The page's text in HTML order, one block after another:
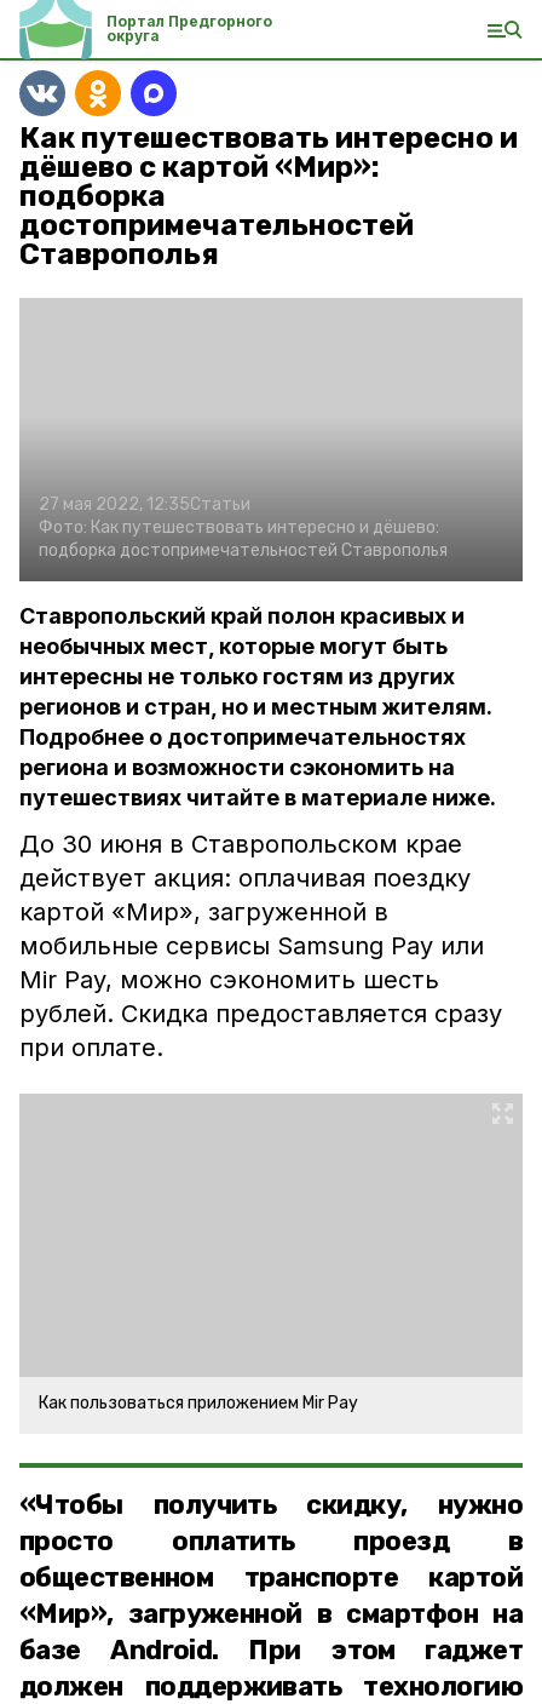
Портал Предгорного
округа
Как путешествовать интересно и
дёшево с картой «Мир»:
подборка
достопримечательностей
Ставрополья
27 мая 2022, 12:35Статьи
Фото: Как путешествовать интересно и дёшево:
подборка достопримечательностей Ставрополья
Ставропольский край полон красивых и
необычных мест, которые могут быть
интересны не только гостям из других
регионов и стран, но и местным жителям.
Подробнее о достопримечательностях
региона и возможности сэкономить на
путешествиях читайте в материале ниже.
До 30 июня в Ставропольском крае
действует акция: оплачивая поездку
картой «Мир», загруженной в
мобильные сервисы Samsung Pay или
Mir Pay, можно сэкономить шесть
рублей. Скидка предоставляется сразу
при оплате.
Как пользоваться приложением Mir Pay
«Чтобы получить скидку, нужно
просто оплатить проезд в
общественном транспорте картой
«Мир», загруженной в смартфон на
базе Android. При этом гаджет
должен поддерживать технологию